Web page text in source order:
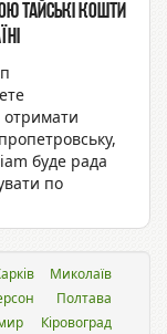
тайські кошти
отримати
буде рада
по
Миколаїв
Полтава
Кіровоград